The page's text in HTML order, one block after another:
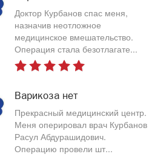
Доктор Курбанов спас меня,
назначив неотложное
медицинское вмешательство.
Операция стала безотлагате...
Варикоза нет
Прекрасный медицинский центр.
Меня оперировал врач Курбанов
Расул Абдурашидович.
Операцию провели шт...